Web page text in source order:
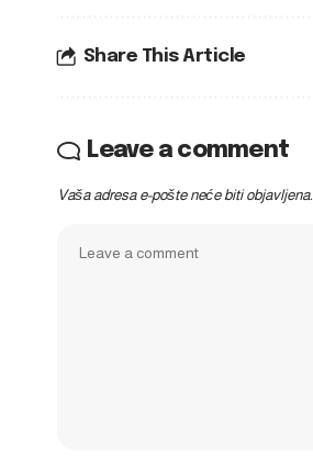
Share This Article
Leave a comment
Vaša adresa e-pošte neće biti objavljena.